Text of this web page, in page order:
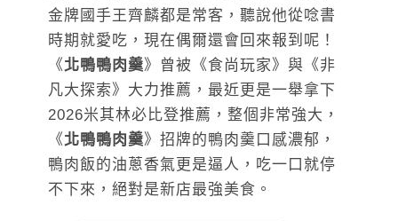
金牌國手王齊麟都是常客，聽說他從唸書
時期就愛吃，現在偶爾還會回來報到呢！
《北鴨鴨肉羹》曾被《食尚玩家》與《非
凡大探索》大力推薦，最近更是一舉拿下
2026米其林必比登推薦，整個非常強大，
《北鴨鴨肉羹》招牌的鴨肉羹口感濃郁，
鴨肉飯的油蔥香氣更是逼人，吃一口就停
不下來，絕對是新店最強美食。